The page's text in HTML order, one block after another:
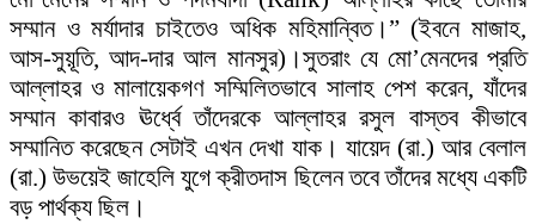
সম্মান ও মর্যাদার চাইতেও অধিক মহিমান্বিত।” (ইবনে মাজাহ,
আস-সুয়ূতি, আদ-দার আল মানসুর)।সুতরাং যে মো’মেনদের প্রতি
আল্লাহর ও মালায়েকগণ সম্মিলিতভাবে সালাহ পেশ করেন, যাঁদের
সম্মান কাবারও ঊর্ধ্বে তাঁদেরকে আল্লাহর রসুল বাস্তব কীভাবে
সম্মানিত করেছেন সেটাই এখন দেখা যাক। যায়েদ (রা.) আর বেলাল
(রা.) উভয়েই জাহেলি যুগে ক্রীতদাস ছিলেন তবে তাঁদের মধ্যে একটি
বড় পার্থক্য ছিল।